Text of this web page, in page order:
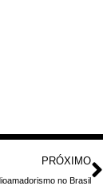
PRÓXIMO
no Brasil